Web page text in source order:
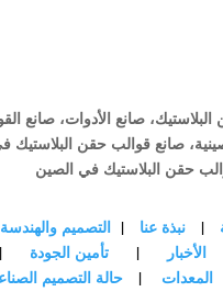
صانع الأدوات، صانع
صانع قوالب حقن البلاستيك
حقن البلاستيك في الصين
| نبذة عنا | التصميم والهندسة
الأخبار | تأمين الجودة
المعدات | حالة التصميم